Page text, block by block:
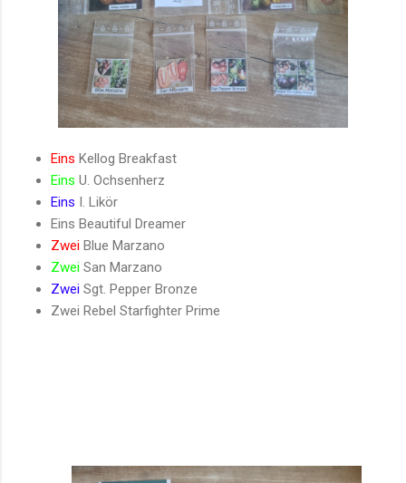
Eins Kellog Breakfast
Eins U. Ochsenherz
Eins I. Likör
Eins Beautiful Dreamer
Zwei Blue Marzano
Zwei San Marzano
Zwei Sgt. Pepper Bronze
Zwei Rebel Starfighter Prime